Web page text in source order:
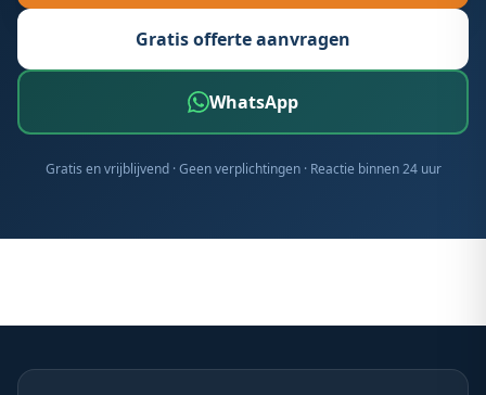
Gratis offerte aanvragen
WhatsApp
Gratis en vrijblijvend · Geen verplichtingen · Reactie binnen 24 uur